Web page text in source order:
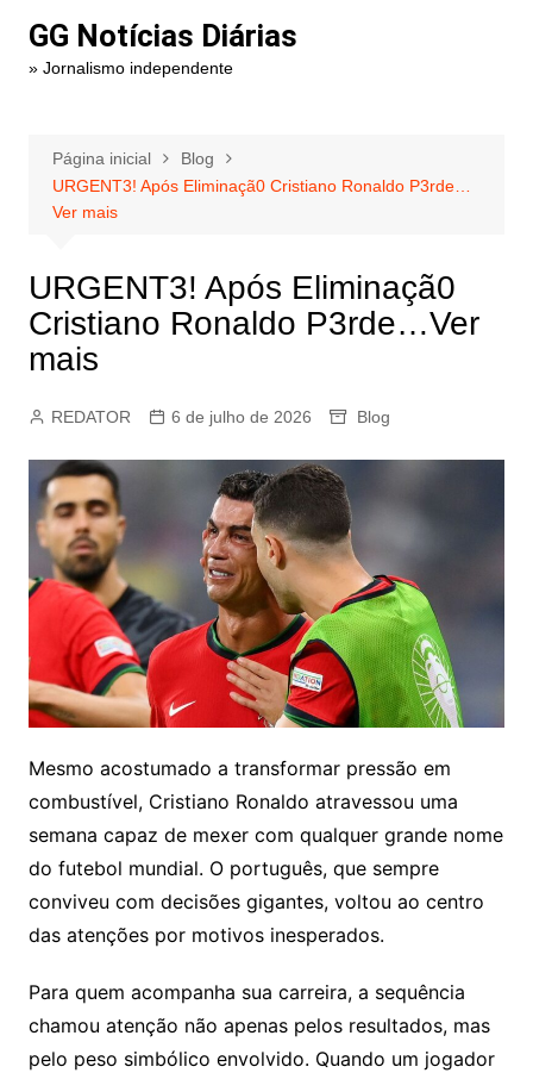
paraGG Notícias Diárias
» Jornalismo independente
Página inicial
Blog
URGENT3! Após Eliminaçã0 Cristiano Ronaldo P3rde…
Ver mais
URGENT3! Após Eliminaçã0
Cristiano Ronaldo P3rde…Ver
mais
REDATOR 6 de julho de 2026 Blog
Mesmo acostumado a transformar pressão em
combustível, Cristiano Ronaldo atravessou uma
semana capaz de mexer com qualquer grande nome
do futebol mundial. O português, que sempre
conviveu com decisões gigantes, voltou ao centro
das atenções por motivos inesperados.
Para quem acompanha sua carreira, a sequência
chamou atenção não apenas pelos resultados, mas
pelo peso simbólico envolvido. Quando um jogador